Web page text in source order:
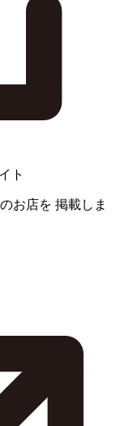
ト
お店を 掲載しま